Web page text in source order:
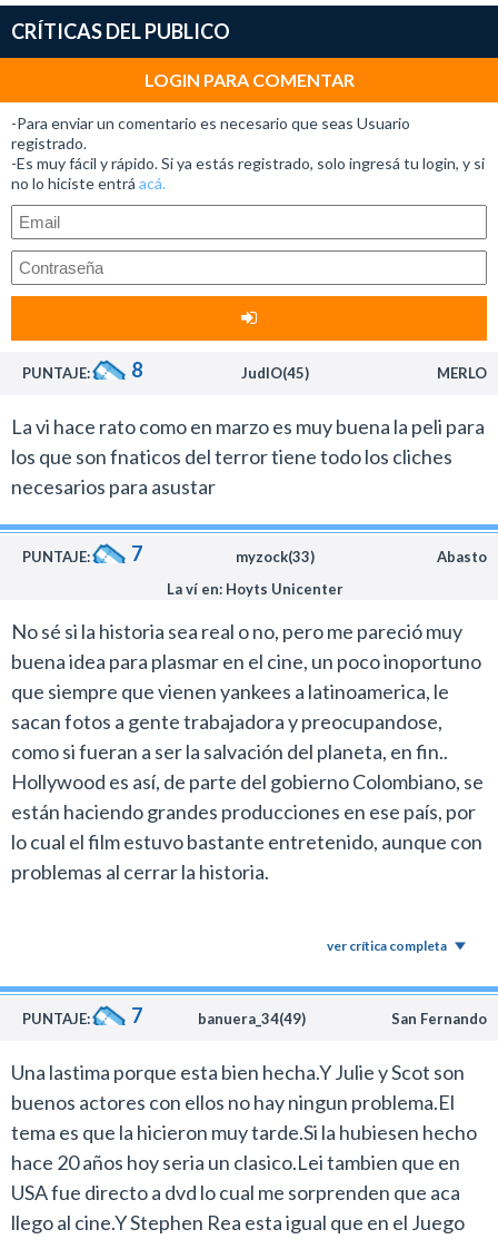
que ocurrió en el pasado.
Quílez, quien no hizo nada interesante con su narración
para evitar que el film cayera en un trillado thriller
sobrenatural que vimos centenares de veces en estos
últimos años.
Julia Stiles y Scott Speedman (Underworld) remaron
con mucho profesionalismo y dignidad dos personajes
limitados con los que tenían pocas posibilidades de
destacarse
Las interpretaciones de ellos dos es lo único positivo
Además del buen trabajo de los protagonsitas, el film de
técnicos pero al ser extremadamente predecible
termina siendo muy aburrido. Hasta los momentos de
susto son copiados de otras películas similares que se
hicieron recientemente.
No ayudó tampoco que los guionistas encima quisieran
dejar una reflexión sobre los conquistadores europeos
en Latinoamérica que es presentado de la manera más
torpe posible en el argumento.
Tal vez si no viste ninguna película de terror en los
últimos 15 años Desde la oscuridad podría resultarte
interesante, caso contrario es una opción que se puede
omitir sin perderse nada importante.
CRÍTICAS DEL PUBLICO
LOGIN PARA COMENTAR
-Para enviar un comentario es necesario que seas Usuario
registrado.
-Es muy fácil y rápido. Si ya estás registrado, solo ingresá tu login, y si
no lo hiciste entrá acá.
PUNTAJE: 8 JudIO(45) MERLO
La vi hace rato como en marzo es muy buena la peli para
los que son fnaticos del terror tiene todo los cliches
necesarios para asustar
PUNTAJE: 7 myzock(33)
Abasto
La ví en: Hoyts Unicenter
No sé si la historia sea real o no, pero me pareció muy
buena idea para plasmar en el cine, un poco inoportuno
que siempre que vienen yankees a latinoamerica, le
sacan fotos a gente trabajadora y preocupandose,
como si fueran a ser la salvación del planeta, en fin..
Hollywood es así, de parte del gobierno Colombiano, se
están haciendo grandes producciones en ese país, por
lo cual el film estuvo bastante entretenido, aunque con
problemas al cerrar la historia.
ver crítica completa
PUNTAJE: 7 banuera_34(49) San Fernando
Una lastima porque esta bien hecha.Y Julie y Scot son
buenos actores con ellos no hay ningun problema.El
tema es que la hicieron muy tarde.Si la hubiesen hecho
hace 20 años hoy seria un clasico.Lei tambien que en
USA fue directo a dvd lo cual me sorprenden que aca
llego al cine.Y Stephen Rea esta igual que en el Juego